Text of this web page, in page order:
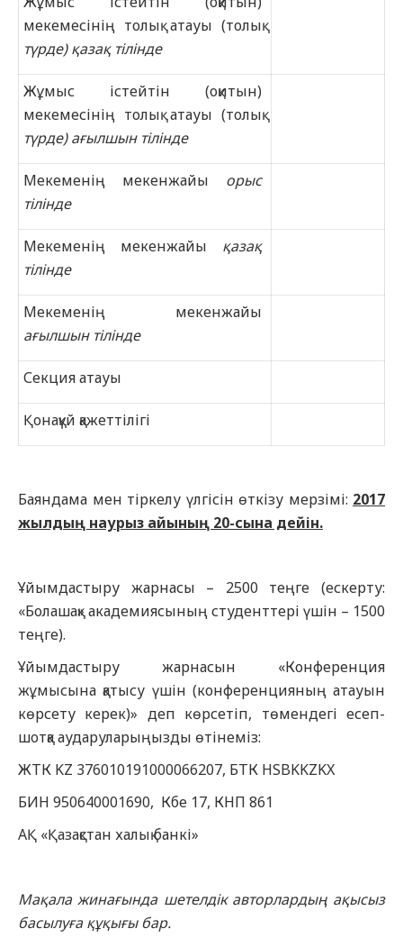
мекемесінің толық атауы (толық
түрде) қазақ тілінде
Жұмыс істейтін (оқитын)
мекемесінің толық атауы (толық
түрде) ағылшын тілінде
Мекеменің мекенжайы орыс
тілінде
Мекеменің мекенжайы қазақ
тілінде
Мекеменің мекенжайы
ағылшын тілінде
Секция атауы
Қонақүй қажеттілігі
Баяндама мен тіркелу үлгісін өткізу мерзімі: 2017
жылдың наурыз айының 20-сына дейін.
Ұйымдастыру жарнасы – 2500 теңге (ескерту:
«Болашақ» академиясының студенттері үшін – 1500
теңге).
Ұйымдастыру жарнасын «Конференция
жұмысына қатысу үшін (конференцияның атауын
көрсету керек)» деп көрсетіп, төмендегі есеп-
шотқа аударуларыңызды өтінеміз:
ЖТК KZ 376010191000066207, БТК HSBKKZKX
БИН 950640001690, Кбе 17, КНП 861
АҚ «Қазақстан халық банкі»
Мақала жинағында шетелдік авторлардың ақысыз
басылуға құқығы бар.